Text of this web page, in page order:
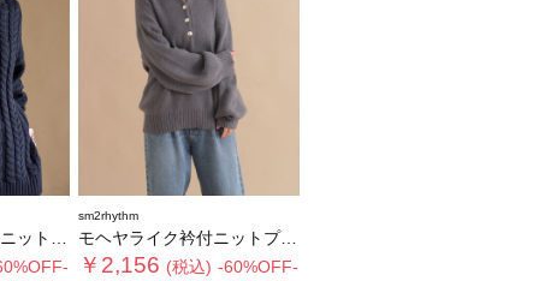
ーバー
sm2rhythm
モヘヤライク衿付ニットプルオーバー
￥2,156 (税込) -60%OFF-